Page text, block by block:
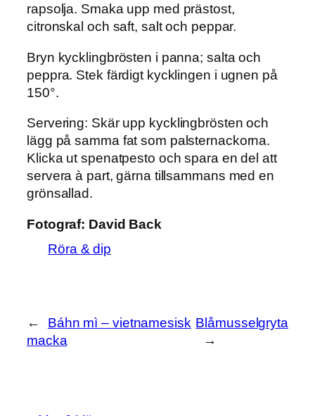
rapsolja. Smaka upp med prästost,
citronskal och saft, salt och peppar.
Bryn kycklingbrösten i panna; salta och
peppra. Stek färdigt kycklingen i ugnen på
150°.
Servering: Skär upp kycklingbrösten och
lägg på samma fat som palsternackorna.
Klicka ut spenatpesto och spara en del att
servera à part, gärna tillsammans med en
grönsallad.
Fotograf: David Back
Röra & dip
←
Báhn mì – vietnamesisk
macka
Blåmusselgryta
→